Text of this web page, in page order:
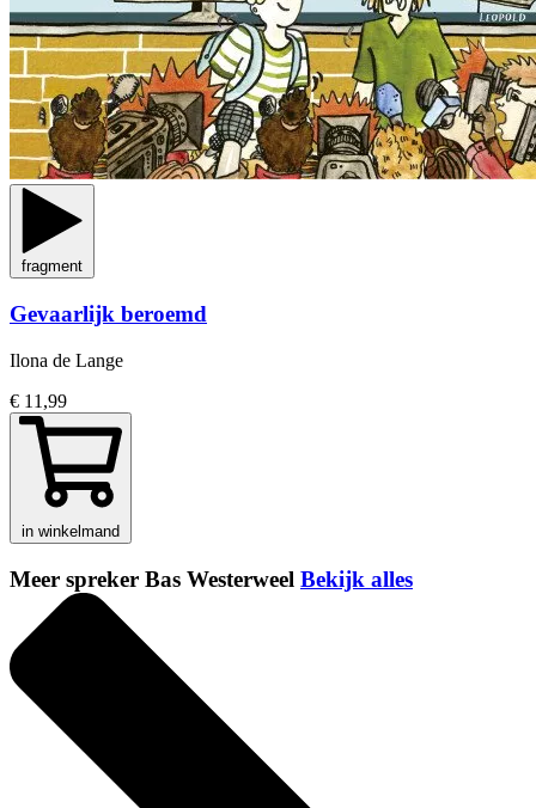
fragment
Gevaarlijk beroemd
Ilona de Lange
€ 11,99
in winkelmand
Meer spreker Bas Westerweel Bekijk alles